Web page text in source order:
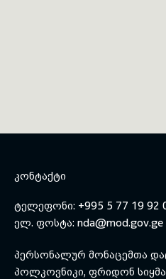
ᲙᲝᲜᲢᲐᲥᲢᲘ
ტელეფონი: +995 5 77 19 92
ელ. ფოსტა: nda@mod.gov.ge
პერსონალურ მონაცემთა
პოლკოვნიკი, ფრიდონ